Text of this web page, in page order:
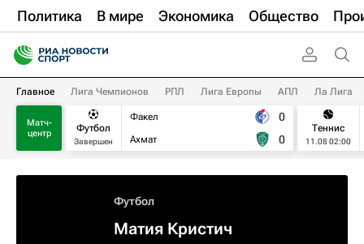
Политика В мире Экономика Общество
Главное Лига Чемпионов РПЛ Лига Европы АПЛ Ла Лига
Матч-
центр
Футбол
Завершен
Факел
Ахмат
0
0
Теннис
11.08 02:00
Футбол
Матия Кристич